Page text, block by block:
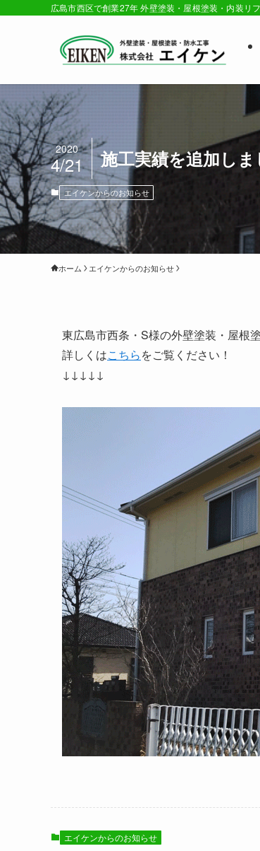
広島市西区で創業27年 外壁塗装・屋根塗装・内装リ
施工実績を追加し
2020
4/21
エイケンからのお知らせ
ホーム エイケンからのお知らせ
東広島市西条・S様の外壁塗装・屋根
詳しくはこちらをご覧ください！
↓↓↓↓↓
エイケンからのお知らせ